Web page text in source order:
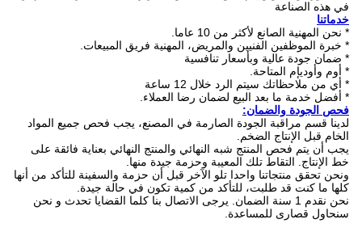
في هذه الصناعة
خدماتنا
* نحن المهنية الصانع لأكثر من 10 عاما.
* خبرة الموظفين الفنيين والمريض، المهنية فريق المبيعات.
* ضمان جودة عالية وبأسعار تنافسية
* أوم وأوديإم المتاحة.
* أي من ملاحظاتك سيتم الرد خلال 12 ساعة
* أفضل خدمة ما بعد البيع لضمان رضا العملاء.
فحص الجودة والضمان:
لدينا قسم مراقبة الجودة الصارمة في المصنع، يجب فحص جميع المواد
الخام قبل الإنتاج الضخم.
يجب أن يتم فحص المنتج شبه النهائي والمنتج النهائي بعناية فائقة على
خط الإنتاج.
التقاط تلك المعيبة وحزمة جيدة منها.
ونحن تحقق منتجاتنا واحدا تلو الآخر قبل أن حزمة والسفينة للتأكد من أنها
كلها ما كنت قد طلبت، للتأكد من كمية تكون في حالة جيدة.
نحن نقدم 1 سنة الضمان. يرجى الاتصال بنا كلما القضايا تحدث و نحن
سنحاول قصارى للمساعدة.